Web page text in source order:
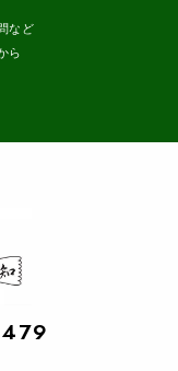
など
ら